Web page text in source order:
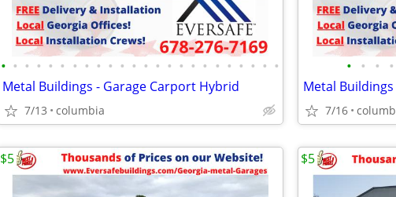
• • • • • • • • • • • • • • • • • • • • • • • •
Metal Buildings - Garage Carport Hybrid
7/13 columbia
• • • •
Metal
7/16
$5 $5